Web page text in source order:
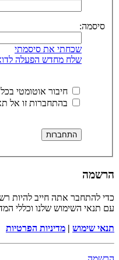
סיסמה:
שכחתי את סיסמתי
שלח מחדש הפעלה
חיבור אוטומטי
בהתחברות זו אל
הרשמה
כדי להתחבר אתה חייב להיות
עם תנאי השימוש שלנו וכללי
תנאי שימוש | מדיניות הפרטיות